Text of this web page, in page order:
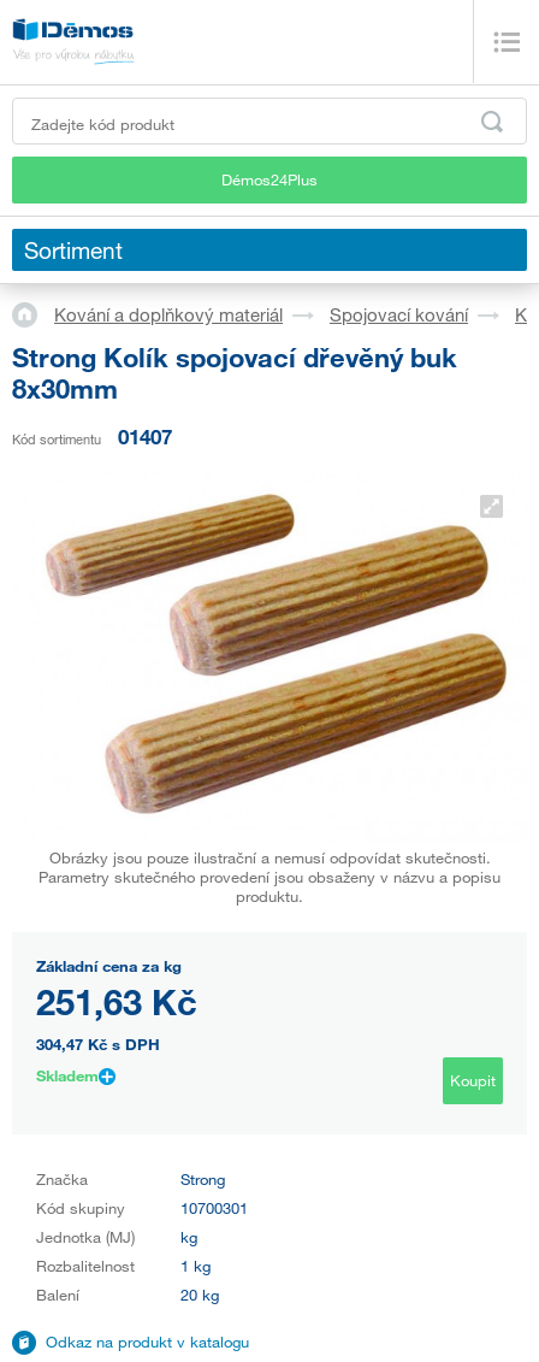
Démos24Plus
Sortiment
Kování a doplňkový materiál Spojovací kování
Strong Kolík spojovací dřevěný buk
8x30mm
Kód sortimentu 01407
Obrázky jsou pouze ilustrační a nemusí odpovídat skutečnosti.
Parametry skutečného provedení jsou obsaženy v názvu a popisu
produktu.
Základní cena za kg
251,63 Kč
304,47 Kč s DPH
Skladem
Koupit
Značka
Strong
Kód skupiny
10700301
Jednotka (MJ)
kg
Rozbalitelnost
1 kg
Balení
20 kg
Odkaz na produkt v katalogu